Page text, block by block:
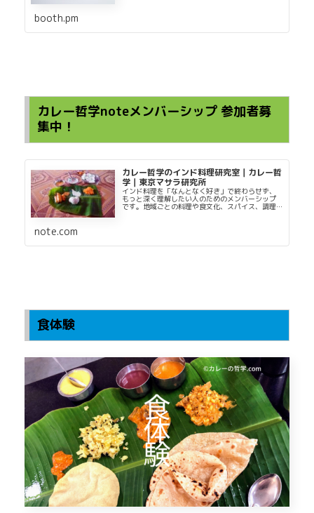
booth.pm
カレー哲学noteメンバーシップ 参加者募
集中！
カレー哲学のインド料理研究室｜カレー哲
学｜東京マサラ研究所
インド料理を「なんとなく好き」で終わらせず、
もっと深く理解したい人のためのメンバーシップ
です。地域ごとの料理や食文化、スパイス、調理
南アジ...
note.com
食体験